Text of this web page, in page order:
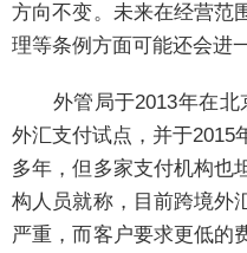
方向不变。未来在经营范
理等条例方面可能还会进
外管局于2013年在北
外汇支付试点，并于2015
多年，但多家支付机构也
构人员就称，目前跨境外
严重，而客户要求更低的